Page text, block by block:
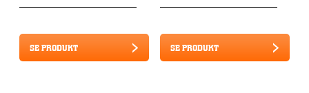
SE PRODUKT SE PRODUKT